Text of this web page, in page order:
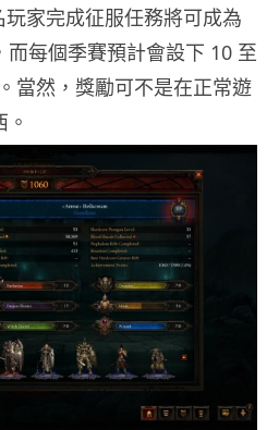
家完成征服任務將可成為
每個季賽預計會設下 10 至
當然，獎勵可不是在正常遊